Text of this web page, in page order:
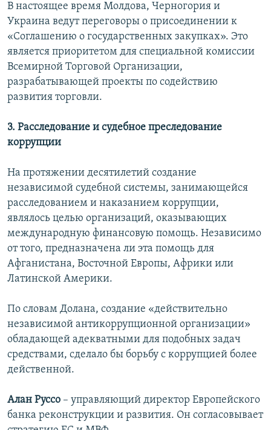
В настоящее время Молдова, Черногория и
Украина ведут переговоры о присоединении к
«Соглашению о государственных закупках». Это
является приоритетом для специальной комиссии
Всемирной Торговой Организации,
разрабатывающей проекты по содействию
развития торговли.
3. Расследование и судебное преследование
коррупции
На протяжении десятилетий создание
независимой судебной системы, занимающейся
расследованием и наказанием коррупции,
являлось целью организаций, оказывающих
международную финансовую помощь. Независимо
от того, предназначена ли эта помощь для
Афганистана, Восточной Европы, Африки или
Латинской Америки.
По словам Долана, создание «действительно
независимой антикоррупционной организации»
обладающей адекватными для подобных задач
средствами, сделало бы борьбу с коррупцией более
действенной.
Алан Руссо – управляющий директор Европейского
банка реконструкции и развития. Он согласовывает